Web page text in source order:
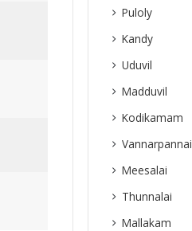
Puloly
Kandy
Uduvil
Madduvil
Kodikamam
Vannarpannai
Meesalai
Thunnalai
Mallakam